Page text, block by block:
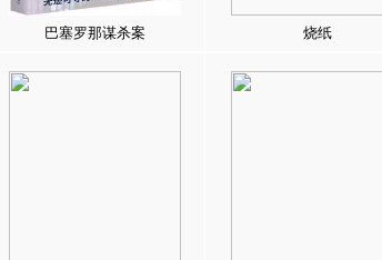
巴塞罗那谋杀案 烧纸